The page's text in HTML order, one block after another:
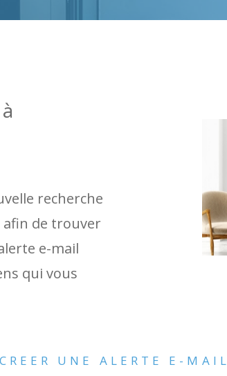
recherche
de trouver
e-mail
qui vous
CREER UNE ALERTE E-MAIL